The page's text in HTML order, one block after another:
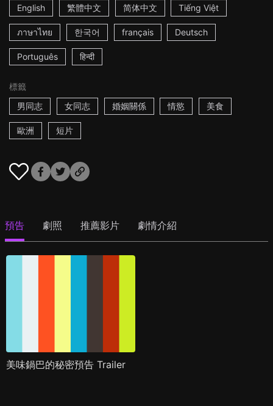
English
繁體中文 简体中文 Tiếng Việt
ภาษาไทย 한국어 français Deutsch
Português हिन्दी
標籤
男同志
女同志 婚姻關係 情慾 美食
歐洲 短片
預告 劇照 推薦影片 劇情介紹
美味鍋巴的秘密預告 Trailer